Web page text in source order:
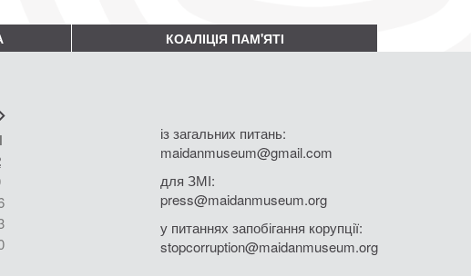
КОАЛІЦІЯ ПАМ'ЯТІ
із загальних питань:
maidanmuseum@gmail.com
для ЗМІ:
press@maidanmuseum.org
у питаннях запобігання корупції:
stopcorruption@maidanmuseum.org